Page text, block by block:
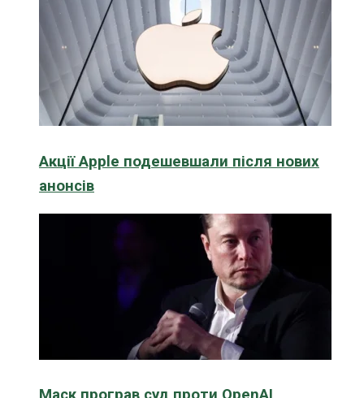
Акції Apple подешевшали після нових
анонсів